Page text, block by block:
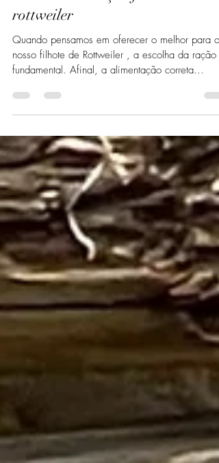
23 de out. de 2024
4 min de leitura
Dicas alimentação filhote de
rottweiler
Quando pensamos em oferecer o melhor para o
nosso filhote de Rottweiler , a escolha da ração é